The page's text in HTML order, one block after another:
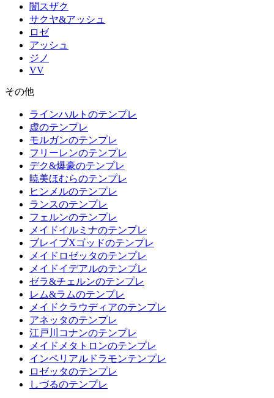
闇スザク
サクヤ&アッシュ
ロゼ
アッシュ
ジノ
VV
その他
ラインハルトのテンプレ
虚のテンプレ
モルガンのテンプレ
フリーレンのテンプレ
デク&爆豪のテンプレ
暁美ほむらのテンプレ
ヒンメルのテンプレ
ランスのテンプレ
フェルンのテンプレ
メイドイルミナのテンプレ
ブレイブXゴッドのテンプレ
メイドロゼッタのテンプレ
メイドイデアルのテンプレ
ゼラ&チェルンのテンプレ
レム&ラムのテンプレ
メイドクラウディアのテンプレ
アネッタのテンプレ
江戸川コナンのテンプレ
メイドメタトロンのテンプレ
インペリアルドラモンテンプレ
ロゼッタのテンプレ
しづるのテンプレ